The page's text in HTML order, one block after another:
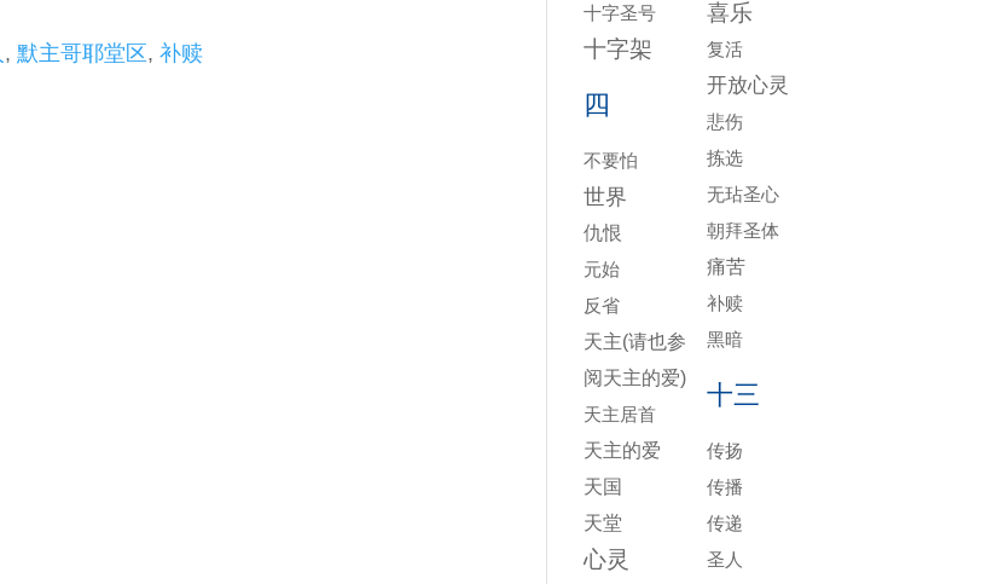
,默主哥耶堂区 ,补赎
十字圣号
十字架
四
不要怕
世界
仇恨
元始
反省
天主(请也参
阅天主的爱)
天主居首
天主的爱
天国
天堂
心灵
喜乐
复活
开放心灵
悲伤
拣选
无玷圣心
朝拜圣体
痛苦
补赎
黑暗
十三
传扬
传播
传递
圣人